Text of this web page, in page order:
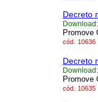
Decreto
Download:
Promove
cód. 10636
Decreto
Download:
Promove
cód. 10635